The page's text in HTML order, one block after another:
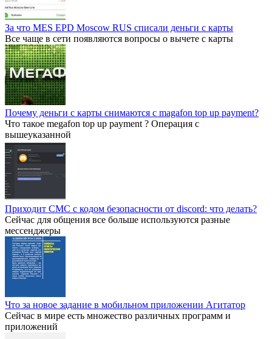
За что MES EPD Moscow RUS списали деньги с карты
Все чаще в сети появляются вопросы о вычете с карты
Почему деньги с карты снимаются с magafon top up payment?
Что такое megafon top up payment ? Операция с
вышеуказанной
Приходит СМС с кодом безопасности от discord: что делать?
Сейчас для общения все больше используются разные
мессенджеры
Что за новое задание в мобильном приложении Агитатор
Сейчас в мире есть множество различных программ и
приложений